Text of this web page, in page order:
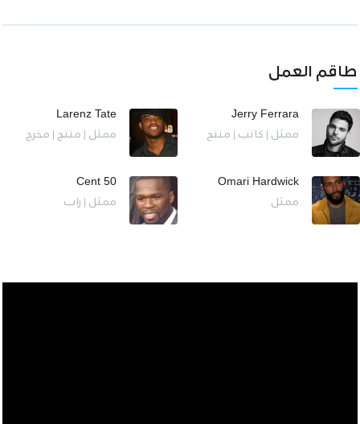
طاقم العمل
Jerry Ferrara
ممثل | كاتب | منتج
Larenz Tate
ممثل | منتج | مخرج
Omari Hardwick
ممثل
50 Cent
ممثل | راب